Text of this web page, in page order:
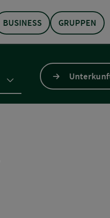
BUSINESS GRUPPEN